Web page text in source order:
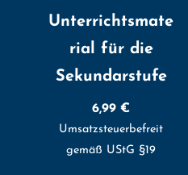
Unterrichtsmate
rial für die
Sekundarstufe
6,99€
Umsatzsteuerbefreit
gemäß UStG §19